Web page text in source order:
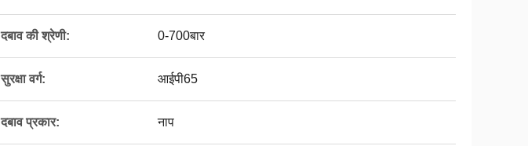
दबाव की श्रेणी: 0-700बार
सुरक्षा वर्ग: आईपी65
दबाव प्रकार: नाप